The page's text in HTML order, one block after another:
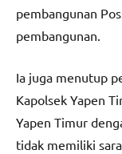
pembangunan
pembangunan.
Ia juga menutup
Kapolsek Yapen
Yapen Timur
tidak memiliki